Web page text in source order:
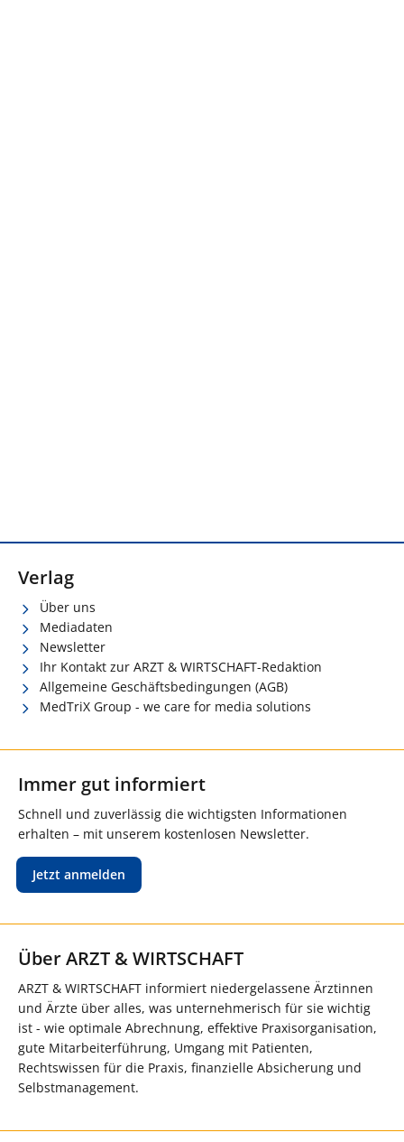
Verlag
Über uns
Mediadaten
Newsletter
Ihr Kontakt zur ARZT & WIRTSCHAFT-Redaktion
Allgemeine Geschäftsbedingungen (AGB)
MedTriX Group - we care for media solutions
Immer gut informiert
Schnell und zuverlässig die wichtigsten Informationen
erhalten – mit unserem kostenlosen Newsletter.
Jetzt anmelden
Über ARZT & WIRTSCHAFT
ARZT & WIRTSCHAFT informiert niedergelassene Ärztinnen
und Ärzte über alles, was unternehmerisch für sie wichtig
ist - wie optimale Abrechnung, effektive Praxisorganisation,
gute Mitarbeiterführung, Umgang mit Patienten,
Rechtswissen für die Praxis, finanzielle Absicherung und
Selbstmanagement.